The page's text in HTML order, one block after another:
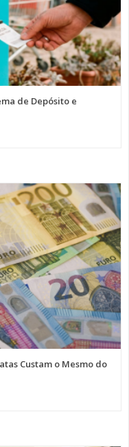
de Depósito e
Custam o Mesmo do